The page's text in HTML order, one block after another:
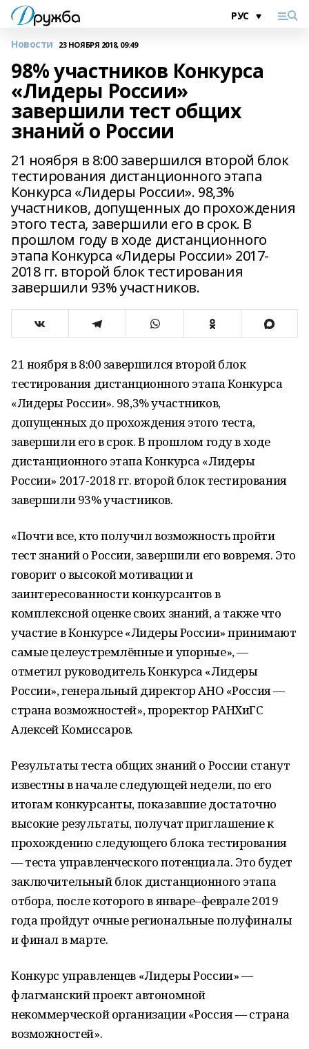
Новости 23 НОЯБРЯ 2018, 09:49
98% участников Конкурса
«Лидеры России»
завершили тест общих
знаний о России
21 ноября в 8:00 завершился второй блок
тестирования дистанционного этапа
Конкурса «Лидеры России». 98,3%
участников, допущенных до прохождения
этого теста, завершили его в срок. В
прошлом году в ходе дистанционного
этапа Конкурса «Лидеры России» 2017-
2018 гг. второй блок тестирования
завершили 93% участников.
21 ноября в 8:00 завершился второй блок
тестирования дистанционного этапа Конкурса
«Лидеры России». 98,3% участников,
допущенных до прохождения этого теста,
завершили его в срок. В прошлом году в ходе
дистанционного этапа Конкурса «Лидеры
России» 2017-2018 гг. второй блок тестирования
завершили 93% участников.
«Почти все, кто получил возможность пройти
тест знаний о России, завершили его вовремя. Это
говорит о высокой мотивации и
заинтересованности конкурсантов в
комплексной оценке своих знаний, а также что
участие в Конкурсе «Лидеры России» принимают
самые целеустремлённые и упорные», —
отметил руководитель Конкурса «Лидеры
России», генеральный директор АНО «Россия —
страна возможностей», проректор РАНХиГС
Алексей Комиссаров.
Результаты теста общих знаний о России станут
известны в начале следующей недели, по его
итогам конкурсанты, показавшие достаточно
высокие результаты, получат приглашение к
прохождению следующего блока тестирования
— теста управленческого потенциала. Это будет
заключительный блок дистанционного этапа
отбора, после которого в январе–феврале 2019
года пройдут очные региональные полуфиналы
и финал в марте.
Конкурс управленцев «Лидеры России» —
флагманский проект автономной
некоммерческой организации «Россия — страна
возможностей».